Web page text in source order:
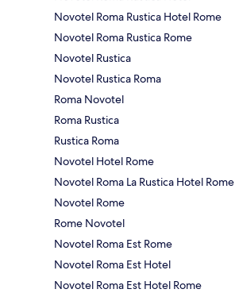
Novotel Roma Rustica Hotel Rome
Novotel Roma Rustica Rome
Novotel Rustica
Novotel Rustica Roma
Roma Novotel
Roma Rustica
Rustica Roma
Novotel Hotel Rome
Novotel Roma La Rustica Hotel Rome
Novotel Rome
Rome Novotel
Novotel Roma Est Rome
Novotel Roma Est Hotel
Novotel Roma Est Hotel Rome